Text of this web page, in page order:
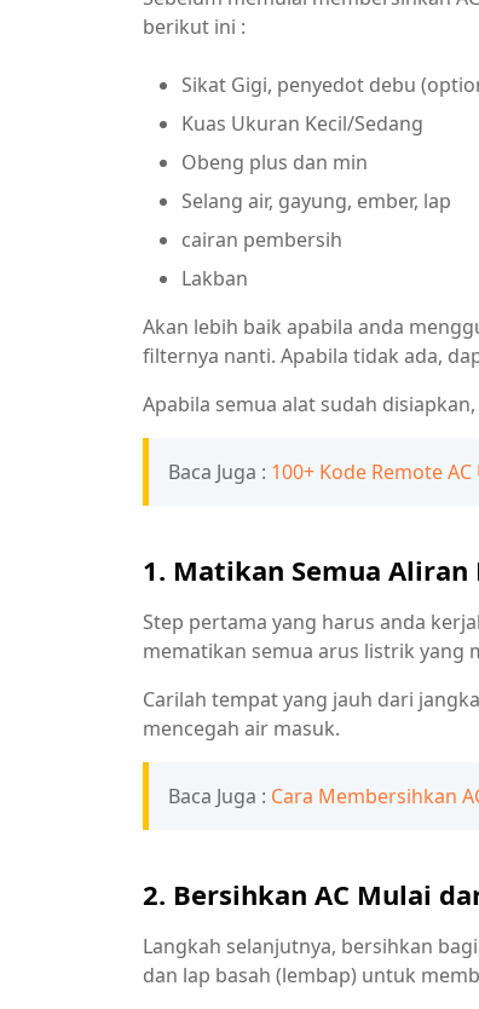
berikut ini :
Sikat Gigi, penyedot debu
Kuas Ukuran Kecil/Sedang
Obeng plus dan min
Selang air, gayung, ember, lap
cairan pembersih
Lakban
Akan lebih baik apabila anda
filternya nanti. Apabila tidak ada,
Apabila semua alat sudah
Baca Juga : 100+ Kode Remote
1. Matikan Semua Aliran
Step pertama yang harus anda
mematikan semua arus listrik yang
Carilah tempat yang jauh dari
mencegah air masuk.
Baca Juga : Cara Membersihkan
2. Bersihkan AC Mulai
Langkah selanjutnya, bersihkan
dan lap basah (lembap) untuk